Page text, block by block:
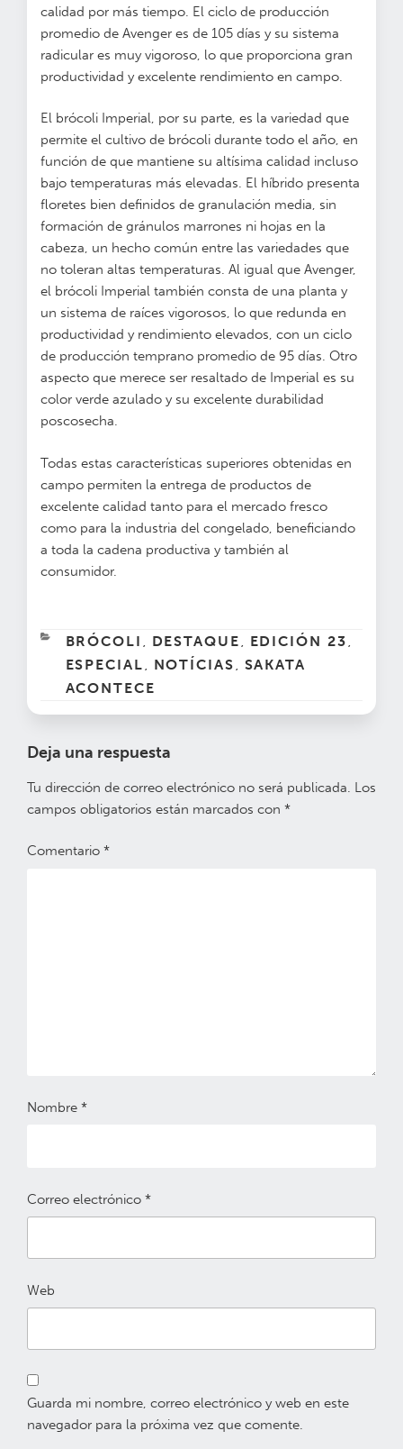
calidad por más tiempo. El ciclo de producción
promedio de Avenger es de 105 días y su sistema
radicular es muy vigoroso, lo que proporciona gran
productividad y excelente rendimiento en campo.
El brócoli Imperial, por su parte, es la variedad que
permite el cultivo de brócoli durante todo el año, en
función de que mantiene su altísima calidad incluso
bajo temperaturas más elevadas. El híbrido presenta
floretes bien definidos de granulación media, sin
formación de gránulos marrones ni hojas en la
cabeza, un hecho común entre las variedades que
no toleran altas temperaturas. Al igual que Avenger,
el brócoli Imperial también consta de una planta y
un sistema de raíces vigorosos, lo que redunda en
productividad y rendimiento elevados, con un ciclo
de producción temprano promedio de 95 días. Otro
aspecto que merece ser resaltado de Imperial es su
color verde azulado y su excelente durabilidad
poscosecha.
Todas estas características superiores obtenidas en
campo permiten la entrega de productos de
excelente calidad tanto para el mercado fresco
como para la industria del congelado, beneficiando
a toda la cadena productiva y también al
consumidor.
CATEGORÍAS
BRÓCOLI , DESTAQUE , EDICIÓN 23 ,
ESPECIAL , NOTÍCIAS , SAKATA
ACONTECE
Deja una respuesta
Tu dirección de correo electrónico no será publicada. Los
campos obligatorios están marcados con *
Comentario *
Nombre *
Correo electrónico *
Web
Guarda mi nombre, correo electrónico y web en este
navegador para la próxima vez que comente.